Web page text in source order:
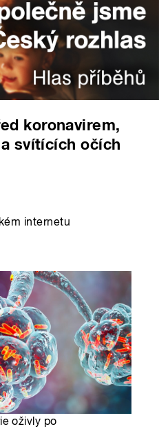
koronavirem,
svítících očích
internetu
oživly po